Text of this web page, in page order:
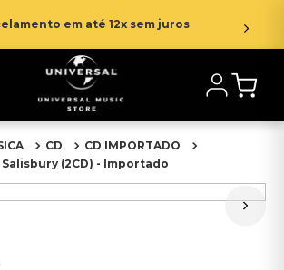
em até 12x sem juros
CD
CD IMPORTADO
(2CD) - Importado